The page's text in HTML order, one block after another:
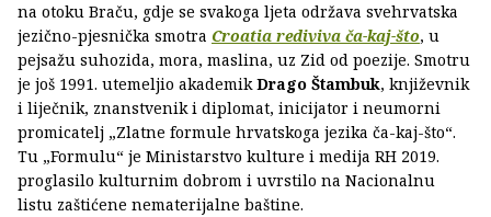
na otoku Braču, gdje se svakoga ljeta održava svehrvatska
jezično-pjesnička smotra Croatia rediviva ča-kaj-što, u
pejsažu suhozida, mora, maslina, uz Zid od poezije. Smotru
je još 1991. utemeljio akademikDrago Štambuk, književnik
i liječnik, znanstvenik i diplomat, inicijator i neumorni
promicatelj „Zlatne formule hrvatskoga jezika ča-kaj-što“.
Tu „Formulu“ je Ministarstvo kulture i medija RH 2019.
proglasilo kulturnim dobrom i uvrstilo na Nacionalnu
listu zaštićene nematerijalne baštine.